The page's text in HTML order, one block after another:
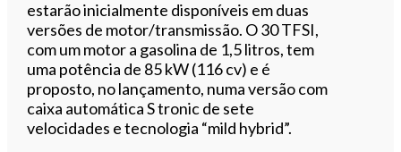
estarão inicialmente disponíveis em duas
versões de motor/transmissão. O 30 TFSI,
com um motor a gasolina de 1,5 litros, tem
uma potência de 85 kW (116 cv) e é
proposto, no lançamento, numa versão com
caixa automática S tronic de sete
velocidades e tecnologia “mild hybrid”.